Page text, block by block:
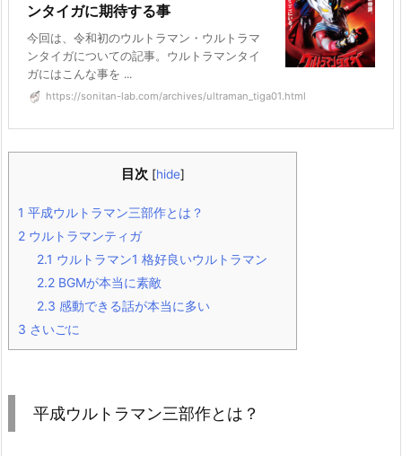
ンタイガに期待する事
今回は、令和初のウルトラマン・ウルトラマ
ンタイガについての記事。ウルトラマンタイ
ガにはこんな事を ...
https://sonitan-lab.com/archives/ultraman_tiga01.html
目次 [hide]
1 平成ウルトラマン三部作とは？
2 ウルトラマンティガ
2.1 ウルトラマン1 格好良いウルトラマン
2.2 BGMが本当に素敵
2.3 感動できる話が本当に多い
3 さいごに
平成ウルトラマン三部作とは？